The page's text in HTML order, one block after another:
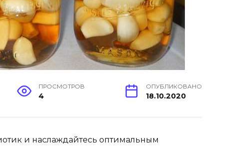
ПРОСМОТРОВ
4
ОПУБЛИКОВАНО
18.10.2020
и наслаждайтесь оптимальным